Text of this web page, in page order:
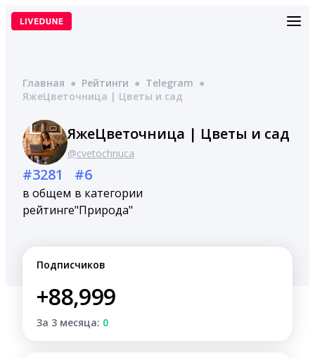
Перейти
Главная ● Рейтинги ● Telegram ●
ЯжеЦветочница | Цветы и сад
ЯжеЦветочница | Цветы и сад
@cvetochnuca
#3281
в общем
рейтинге
#6
в категории
"Природа"
Подписчиков
+88,999
За 3 месяца: 0